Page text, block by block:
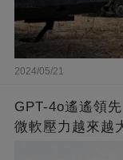
2024/05/21
GPT-4o遙遙領
微軟壓力越來越